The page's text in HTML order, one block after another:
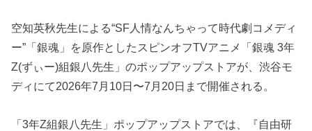
空知英秋先生による“SF人情なんちゃって時代劇コメディ
ー”「銀魂」を原作としたスピンオフTVアニメ「銀魂 3年
Z(ずぃー)組銀八先生」のポップアップストアが、渋谷モ
ディにて2026年7月10日〜7月20日まで開催される。
「3年Z組銀八先生」ポップアップストアでは、『自由研